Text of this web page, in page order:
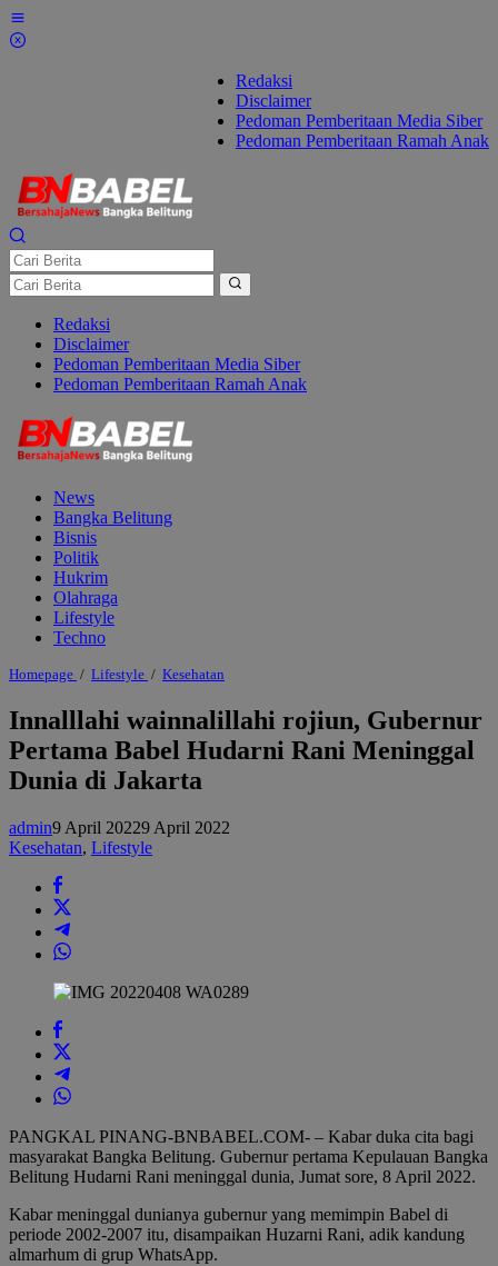
Lewati
ke
Redaksi
Disclaimer
Pedoman Pemberitaan Media Siber
Pedoman Pemberitaan Ramah Anak
Redaksi
Disclaimer
Pedoman Pemberitaan Media Siber
Pedoman Pemberitaan Ramah Anak
News
Bangka Belitung
Bisnis
Politik
Hukrim
Olahraga
Lifestyle
Techno
Homepage / Lifestyle / Kesehatan
rojiun,
Gubernur
Pertama
Babel
Dunia
Innalllahi wainnalillahi rojiun, Gubernur
Pertama Babel Hudarni Rani Meninggal
Dunia di Jakarta
admin9 April 20229 April 2022
Kesehatan, Lifestyle
PANGKAL PINANG-BNBABEL.COM- – Kabar duka cita bagi
masyarakat Bangka Belitung. Gubernur pertama Kepulauan Bangka
Belitung Hudarni Rani meninggal dunia, Jumat sore, 8 April 2022.
Kabar meninggal dunianya gubernur yang memimpin Babel di
periode 2002-2007 itu, disampaikan Huzarni Rani, adik kandung
almarhum di grup WhatsApp.